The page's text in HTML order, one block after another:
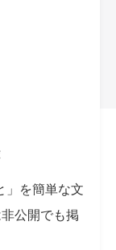
を簡単な文
公開でも掲